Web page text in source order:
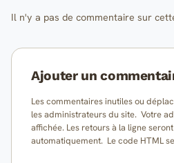
Il n'y a pas de commentaire sur
Ajouter un
Les commentaires inutiles ou
les administrateurs du site. Votre
affichée. Les retours à la ligne
automatiquement. Le code HTML